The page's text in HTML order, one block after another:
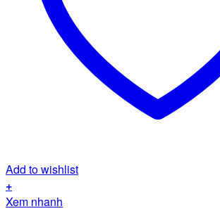
Add to wishlist
+
Xem nhanh